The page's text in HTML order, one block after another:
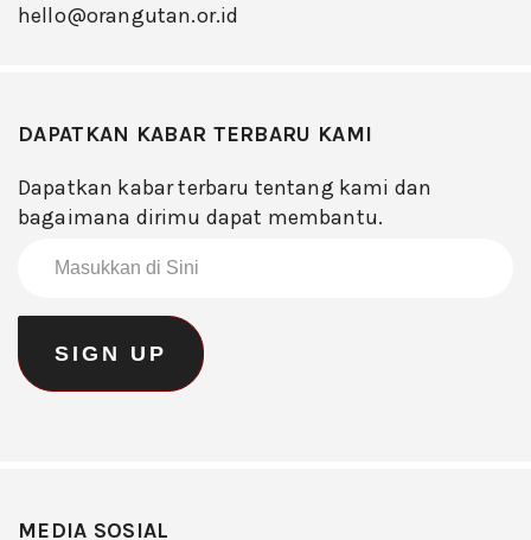
hello@orangutan.or.id
DAPATKAN KABAR TERBARU KAMI
Dapatkan kabar terbaru tentang kami dan
bagaimana dirimu dapat membantu.
MEDIA SOSIAL